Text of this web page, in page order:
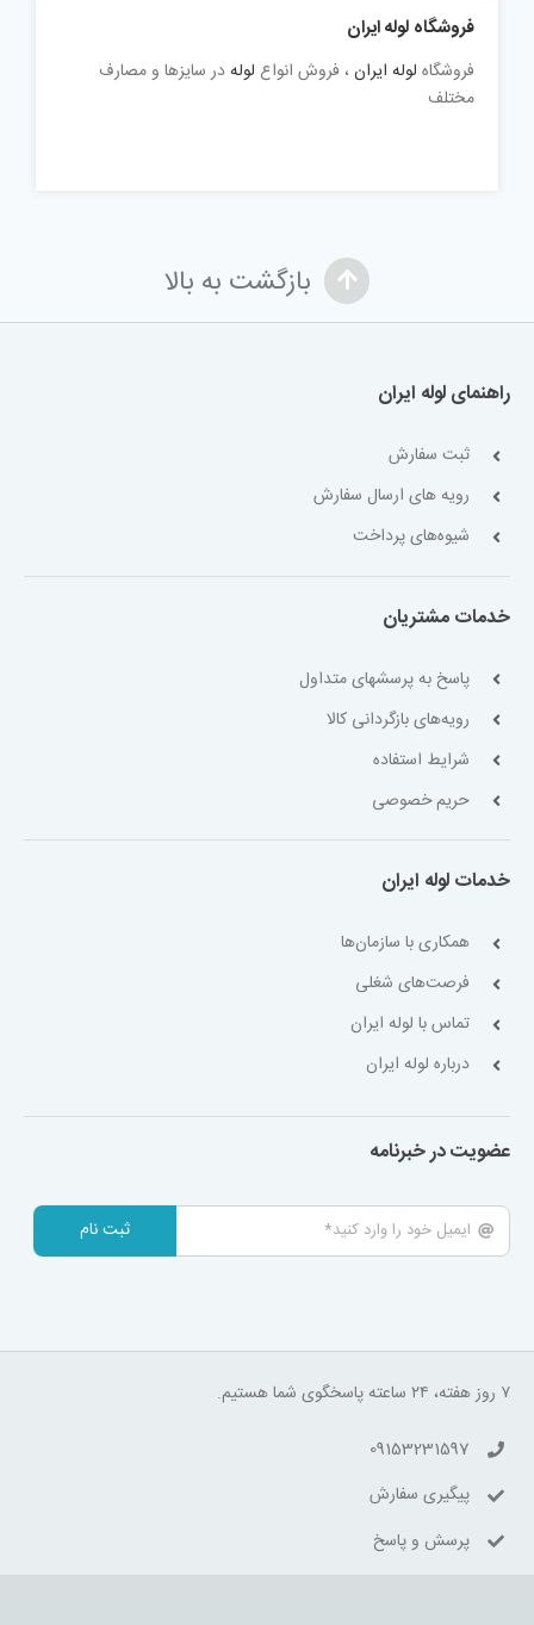
فروشگاه لوله ایران
فروشگاه لوله ایران، فروش انواع لولهدر سایزها و مصارف
مختلف
بازگشت به بالا
راهنمای لوله ایران
ثبت سفارش
رویه های ارسال سفارش
شیوه‌های پرداخت
خدمات مشتریان
پاسخ به پرسشهای متداول
رویه‌های بازگردانی کالا
شرایط استفاده
حریم خصوصی
خدمات لوله ایران
همکاری با سازمان‌ها
فرصت‌های شغلی
تماس با لوله ایران
درباره لوله ایران
عضویت در خبرنامه
ثبت نام
۷ روز هفته، ۲۴ ساعته پاسخگوی شما هستیم.
09153231597
پیگیری سفارش
پرسش و پاسخ